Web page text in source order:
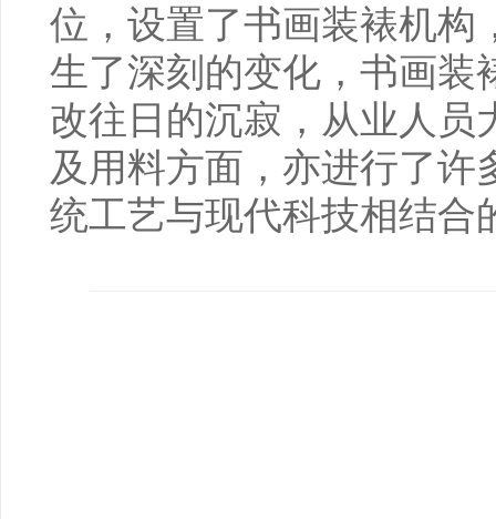
位，设置了书画装裱机构
生了深刻的变化，书画装
改往日的沉寂，从业人员
及用料方面，亦进行了许
统工艺与现代科技相结合